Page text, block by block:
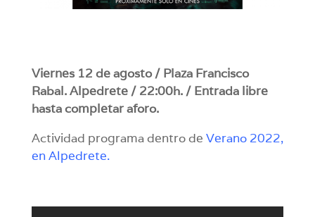
Viernes 12 de agosto / Plaza Francisco
Rabal. Alpedrete / 22:00h. / Entrada libre
hasta completar aforo.
Actividad programa dentro de Verano 2022,
en Alpedrete.